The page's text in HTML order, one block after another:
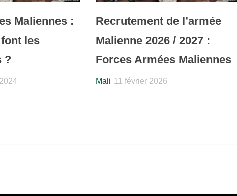
Maliennes :
les
?
Recrutement de l’armée
Malienne 2026 / 2027 :
Forces Armées Maliennes
Mali 11 février 2026